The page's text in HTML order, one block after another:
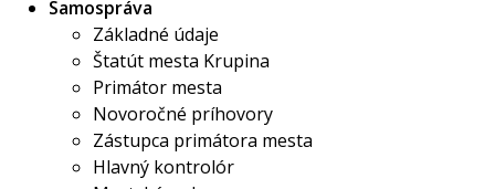
Samospráva
Základné údaje
Štatút mesta Krupina
Primátor mesta
Novoročné príhovory
Zástupca primátora mesta
Hlavný kontrolór